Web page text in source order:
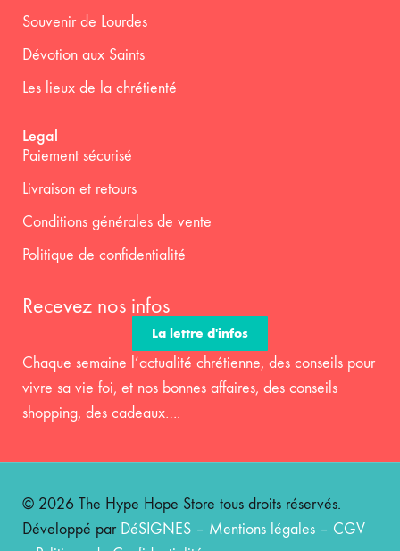
Souvenir de Lourdes
Dévotion aux Saints
Les lieux de la chrétienté
Legal
Paiement sécurisé
Livraison et retours
Conditions générales de vente
Politique de confidentialité
Recevez nos infos
La lettre d'infos
Chaque semaine l’actualité chrétienne, des conseils pour
vivre sa vie foi, et nos bonnes affaires, des conseils
shopping, des cadeaux….
© 2026 The Hype Hope Store tous droits réservés.
Développé par DéSIGNES – Mentions légales – CGV